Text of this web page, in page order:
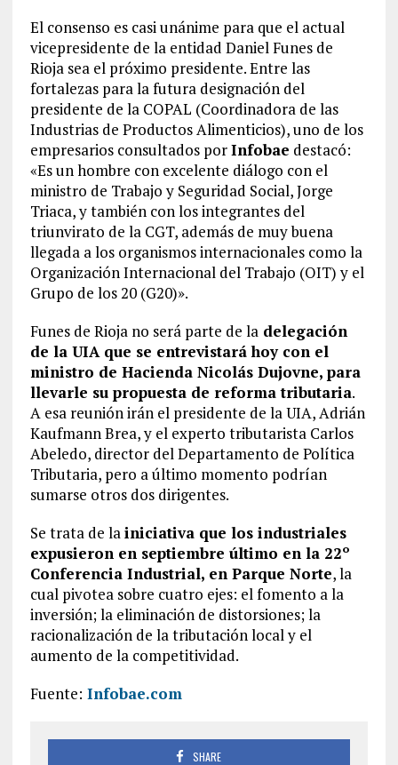
El consenso es casi unánime para que el actual
vicepresidente de la entidad Daniel Funes de
Rioja sea el próximo presidente. Entre las
fortalezas para la futura designación del
presidente de la COPAL (Coordinadora de las
Industrias de Productos Alimenticios), uno de los
empresarios consultados porInfobae destacó:
«Es un hombre con excelente diálogo con el
ministro de Trabajo y Seguridad Social, Jorge
Triaca, y también con los integrantes del
triunvirato de la CGT, además de muy buena
llegada a los organismos internacionales como la
Organización Internacional del Trabajo (OIT) y el
Grupo de los 20 (G20)».
Funes de Rioja no será parte de ladelegación
de la UIA que se entrevistará hoy con el
ministro de Hacienda Nicolás Dujovne, para
llevarle su propuesta de reforma tributaria.
A esa reunión irán el presidente de la UIA, Adrián
Kaufmann Brea, y el experto tributarista Carlos
Abeledo, director del Departamento de Política
Tributaria, pero a último momento podrían
sumarse otros dos dirigentes.
Se trata de lainiciativa que los industriales
expusieron en septiembre último en la 22º
Conferencia Industrial, en Parque Norte, la
cual pivotea sobre cuatro ejes: el fomento a la
inversión; la eliminación de distorsiones; la
racionalización de la tributación local y el
aumento de la competitividad.
Fuente: Infobae.com
SHARE